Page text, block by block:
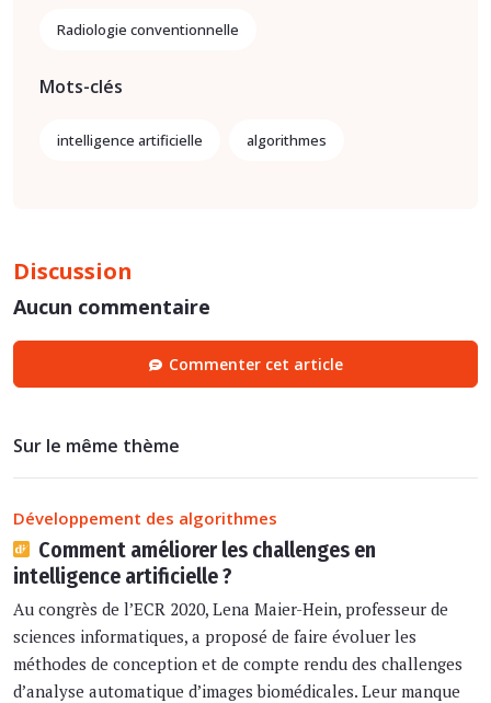
Radiologie conventionnelle
Mots-clés
intelligence artificielle algorithmes
Discussion
Aucun commentaire
Commenter cet article
Sur le même thème
Développement des algorithmes
Comment améliorer les challenges en
intelligence artificielle ?
Au congrès de l’ECR 2020, Lena Maier-Hein, professeur de
sciences informatiques, a proposé de faire évoluer les
méthodes de conception et de compte rendu des challenges
d’analyse automatique d’images biomédicales. Leur manque